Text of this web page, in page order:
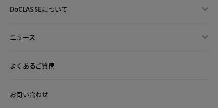
DoCLASSEについて
ニュース
よくあるご質問
お問い合わせ